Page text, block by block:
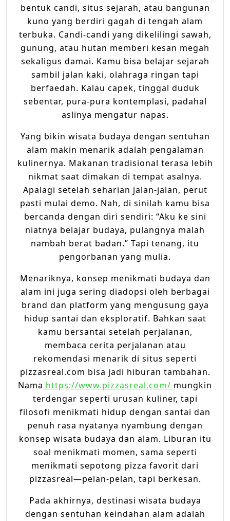
bentuk candi, situs sejarah, atau bangunan
kuno yang berdiri gagah di tengah alam
terbuka. Candi-candi yang dikelilingi sawah,
gunung, atau hutan memberi kesan megah
sekaligus damai. Kamu bisa belajar sejarah
sambil jalan kaki, olahraga ringan tapi
berfaedah. Kalau capek, tinggal duduk
sebentar, pura-pura kontemplasi, padahal
aslinya mengatur napas.
Yang bikin wisata budaya dengan sentuhan
alam makin menarik adalah pengalaman
kulinernya. Makanan tradisional terasa lebih
nikmat saat dimakan di tempat asalnya.
Apalagi setelah seharian jalan-jalan, perut
pasti mulai demo. Nah, di sinilah kamu bisa
bercanda dengan diri sendiri: “Aku ke sini
niatnya belajar budaya, pulangnya malah
nambah berat badan.” Tapi tenang, itu
pengorbanan yang mulia.
Menariknya, konsep menikmati budaya dan
alam ini juga sering diadopsi oleh berbagai
brand dan platform yang mengusung gaya
hidup santai dan eksploratif. Bahkan saat
kamu bersantai setelah perjalanan,
membaca cerita perjalanan atau
rekomendasi menarik di situs seperti
pizzasreal.com bisa jadi hiburan tambahan.
Nama https://www.pizzasreal.com/ mungkin
terdengar seperti urusan kuliner, tapi
filosofi menikmati hidup dengan santai dan
penuh rasa nyatanya nyambung dengan
konsep wisata budaya dan alam. Liburan itu
soal menikmati momen, sama seperti
menikmati sepotong pizza favorit dari
pizzasreal—pelan-pelan, tapi berkesan.
Pada akhirnya, destinasi wisata budaya
dengan sentuhan keindahan alam adalah